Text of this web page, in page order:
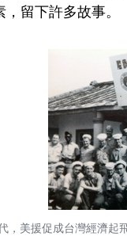
留下許多故事。
，美援促成台灣經濟起